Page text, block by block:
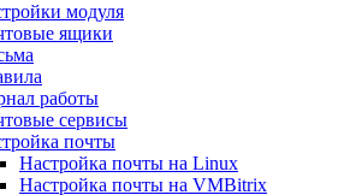
модуля
ящики
работы
сервисы
почты
Настройка почты на Linux
Настройка почты на VMBitrix